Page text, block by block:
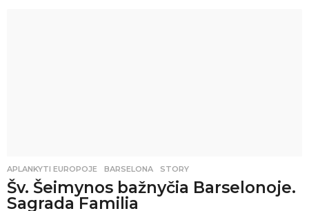
APLANKYTI EUROPOJE BARSELONA ,STORY
Šv. Šeimynos bažnyčia Barselonoje.
Sagrada Familia